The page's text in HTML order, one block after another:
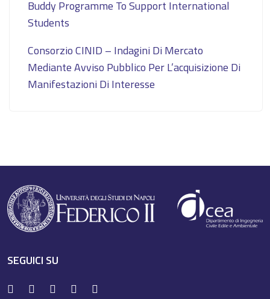
Buddy Programme To Support International
Students
Consorzio CINID – Indagini Di Mercato
Mediante Avviso Pubblico Per L’acquisizione Di
Manifestazioni Di Interesse
SEGUICI SU